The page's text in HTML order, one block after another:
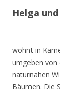
Helga
wohnt in
umgeben von
naturnahen
Bäumen. Die